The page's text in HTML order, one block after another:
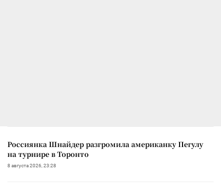
Россиянка Шнайдер разгромила американку Пегулу
на турнире в Торонто
8 августа 2026, 23:28